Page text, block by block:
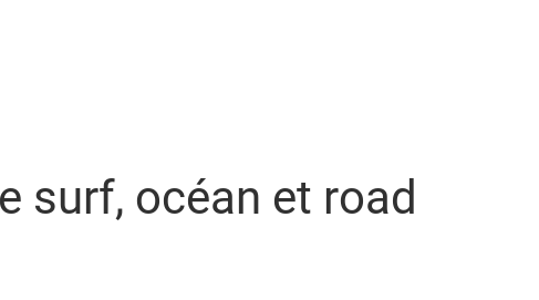
surf, océan et road